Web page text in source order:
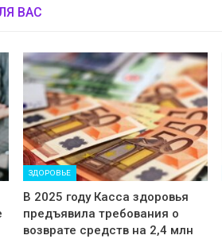
ВАС
ЗДОРОВЬЕ
В 2025 году Касса здоровья
предъявила требования о
возврате средств на 2,4 млн